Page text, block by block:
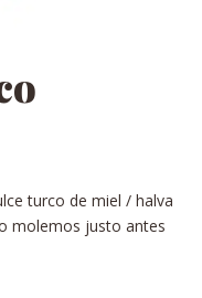
turco de miel / halva
molemos justo antes